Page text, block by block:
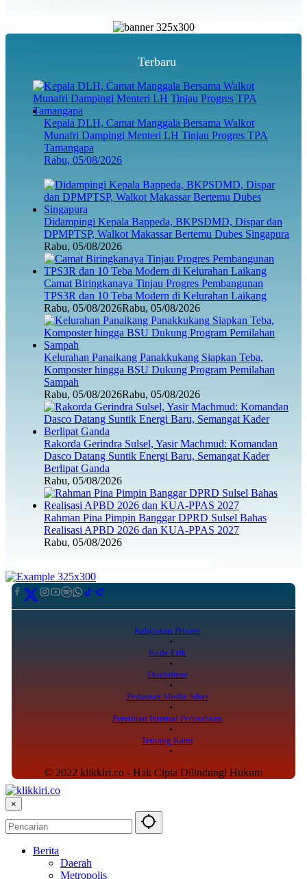
Terbaru
Kepala DLH, Camat Manggala Bersama Walkot
Munafri Dampingi Menteri LH Tinjau Progres TPA
Tamangapa
Rabu, 05/08/2026
Didampingi Kepala Bappeda, BKPSDMD, Dispar dan
DPMPTSP, Walkot Makassar Bertemu Dubes Singapura
Rabu, 05/08/2026
Camat Biringkanaya Tinjau Progres Pembangunan
TPS3R dan 10 Teba Modern di Kelurahan Laikang
Rabu, 05/08/2026Rabu, 05/08/2026
Kelurahan Panaikang Panakkukang Siapkan Teba,
Komposter hingga BSU Dukung Program Pemilahan
Sampah
Rabu, 05/08/2026Rabu, 05/08/2026
Rakorda Gerindra Sulsel, Yasir Machmud: Komandan
Dasco Datang Suntik Energi Baru, Semangat Kader
Berlipat Ganda
Rabu, 05/08/2026
Rahman Pina Pimpin Banggar DPRD Sulsel Bahas
Realisasi APBD 2026 dan KUA-PPAS 2027
Rabu, 05/08/2026
Kebijakan Privasi
Kode Etik
Disclaimer
Pedoman Media Siber
Peraturan Internal Perusahaan
Tentang Kami
© 2022 klikkiri.co - Hak Cipta Dilindungi Hukum
×
Berita
Daerah
Metropolis